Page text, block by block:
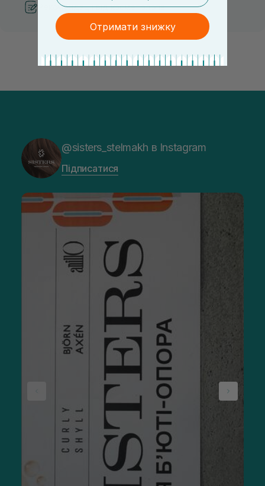
Рекомендації від косметологів
@sisters_stelmakh в Instagram
Підписатися
Отримати знижку